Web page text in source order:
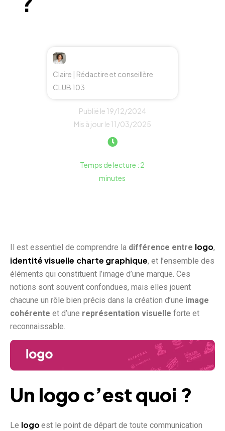
Claire | Rédactire et conseillère
CLUB 103
Publié le 19/12/2024
Mis à jour le 11/03/2025
Temps de lecture : 2
minutes
Il est essentiel de comprendre la différence entre logo,
identité visuelle charte graphique, et l’ensemble des
éléments qui constituent l’image d’une marque. Ces
notions sont souvent confondues, mais elles jouent
chacune un rôle bien précis dans la création d’une image
cohérente et d’une représentation visuelle forte et
reconnaissable.
Un logoc’est quoi ?
Le logoest le point de départ de toute communication